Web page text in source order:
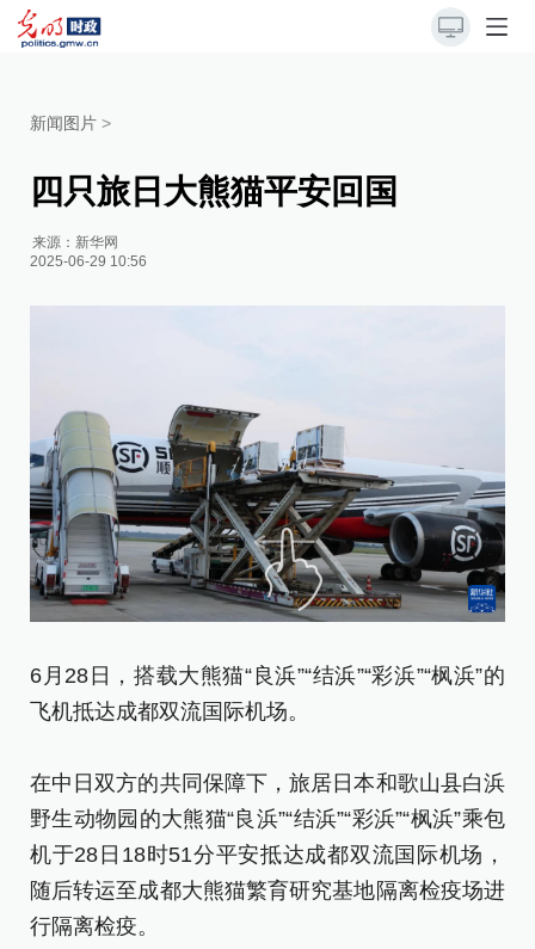
新闻图片 >
四只旅日大熊猫平安回国
来源： 新华网
2025-06-29 10:56
6月28日，搭载大熊猫“良浜”“结浜”“彩浜”“枫浜”的
飞机抵达成都双流国际机场。
在中日双方的共同保障下，旅居日本和歌山县白浜
野生动物园的大熊猫“良浜”“结浜”“彩浜”“枫浜”乘包
机于28日18时51分平安抵达成都双流国际机场，
随后转运至成都大熊猫繁育研究基地隔离检疫场进
行隔离检疫。